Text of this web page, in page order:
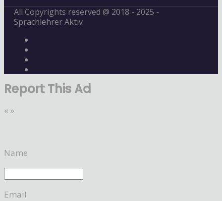
All Copyrights reserved @ 2018 - 2025 -
Sprachlehrer Aktiv
Report This Ad
« »
Name
Email